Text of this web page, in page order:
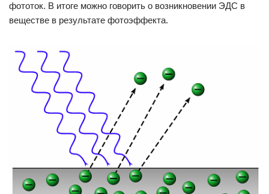
фототок. В итоге можно говорить о возникновении ЭДС в
веществе в результате фотоэффекта.